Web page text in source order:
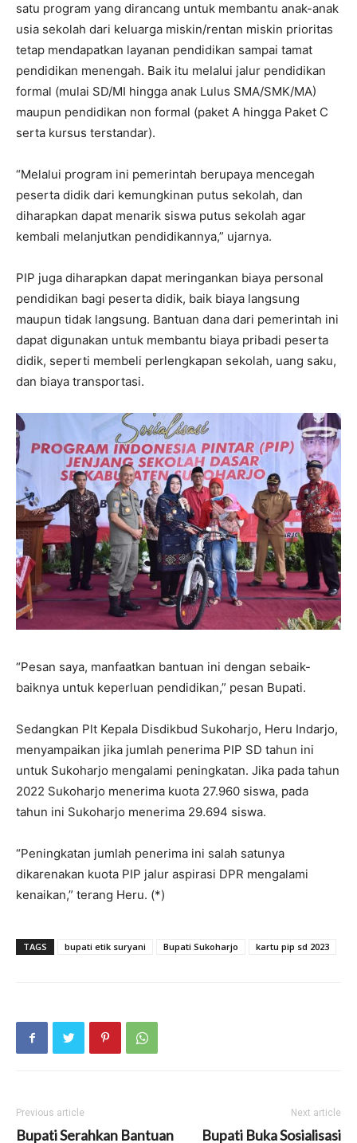
satu program yang dirancang untuk membantu anak-anak
usia sekolah dari keluarga miskin/rentan miskin prioritas
tetap mendapatkan layanan pendidikan sampai tamat
pendidikan menengah. Baik itu melalui jalur pendidikan
formal (mulai SD/MI hingga anak Lulus SMA/SMK/MA)
maupun pendidikan non formal (paket A hingga Paket C
serta kursus terstandar).
“Melalui program ini pemerintah berupaya mencegah
peserta didik dari kemungkinan putus sekolah, dan
diharapkan dapat menarik siswa putus sekolah agar
kembali melanjutkan pendidikannya,” ujarnya.
PIP juga diharapkan dapat meringankan biaya personal
pendidikan bagi peserta didik, baik biaya langsung
maupun tidak langsung. Bantuan dana dari pemerintah ini
dapat digunakan untuk membantu biaya pribadi peserta
didik, seperti membeli perlengkapan sekolah, uang saku,
dan biaya transportasi.
“Pesan saya, manfaatkan bantuan ini dengan sebaik-
baiknya untuk keperluan pendidikan,” pesan Bupati.
Sedangkan Plt Kepala Disdikbud Sukoharjo, Heru Indarjo,
menyampaikan jika jumlah penerima PIP SD tahun ini
untuk Sukoharjo mengalami peningkatan. Jika pada tahun
2022 Sukoharjo menerima kuota 27.960 siswa, pada
tahun ini Sukoharjo menerima 29.694 siswa.
“Peningkatan jumlah penerima ini salah satunya
dikarenakan kuota PIP jalur aspirasi DPR mengalami
kenaikan,” terang Heru. (*)
TAGS bupati etik suryani Bupati Sukoharjo kartu pip sd 2023
Previous article
Bupati Serahkan Bantuan
Next article
Bupati Buka Sosialisasi